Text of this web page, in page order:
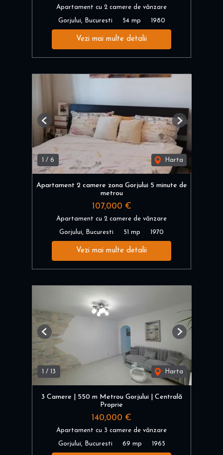
Apartament cu 2 camere de vânzare
Gorjului, Bucuresti 54 mp 1980
Vezi mai multe detalii
1 / 6 Harta
Previous Next
Apartament 2 camere zona Gorjului 5 minute de
metrou
107,000 €
Apartament cu 2 camere de vânzare
Gorjului, Bucuresti 51 mp 1970
Vezi mai multe detalii
1 / 13 Harta
Previous Next
3 Camere | 550 m Metrou Gorjului | Centrală
Proprie
140,000 €
Apartament cu 3 camere de vânzare
Gorjului, Bucuresti 69 mp 1965